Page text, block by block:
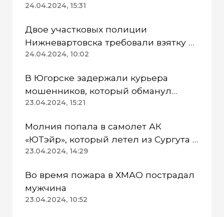
патронов без спецразрешения
24.04.2024, 15:31
Двое участковых полиции
Нижневартовска требовали взятку и
попались
24.04.2024, 10:02
В Югорске задержали курьера
мошенников, который обманул
пенсионерку
23.04.2024, 15:21
Молния попала в самолет АК
«ЮТэйр», который летел из Сургута в
Омск
23.04.2024, 14:29
Во время пожара в ХМАО пострадал
мужчина
23.04.2024, 10:52